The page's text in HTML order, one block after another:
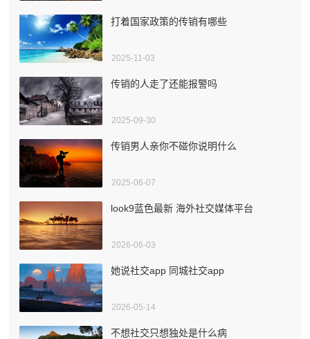
打着国家政策的传销有哪些
2025-11-03
传销的人走了还能报警吗
2025-09-30
传销男人亲你不碰你说明什么
2025-06-07
look9蓝色最新 海外社交媒体平台
2026-06-03
她说社交app 同城社交app
2026-05-14
不想社交只想独处是什么病